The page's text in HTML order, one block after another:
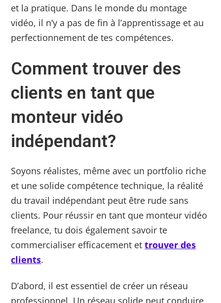
et la pratique. Dans le monde du montage
vidéo, il n’y a pas de fin à l’apprentissage et au
perfectionnement de tes compétences.
Comment trouver des
clients en tant que
monteur vidéo
indépendant?
Soyons réalistes, même avec un portfolio riche
et une solide compétence technique, la réalité
du travail indépendant peut être rude sans
clients. Pour réussir en tant que monteur vidéo
freelance, tu dois également savoir te
commercialiser efficacement ettrouver des
clients.
D’abord, il est essentiel de créer un réseau
professionnel. Un réseau solide peut conduire